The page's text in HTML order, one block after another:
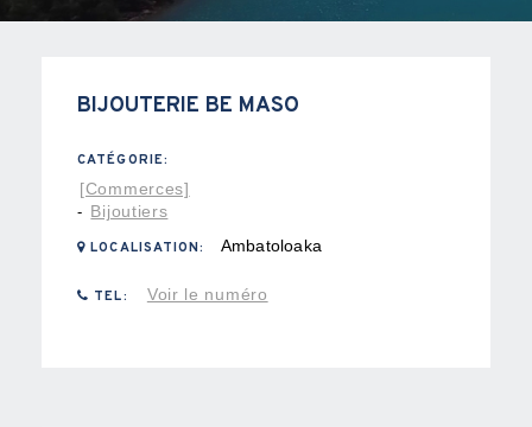
BIJOUTERIE BE MASO
CATÉGORIE:
[Commerces]
- Bijoutiers
LOCALISATION: Ambatoloaka
TEL: Voir le numéro